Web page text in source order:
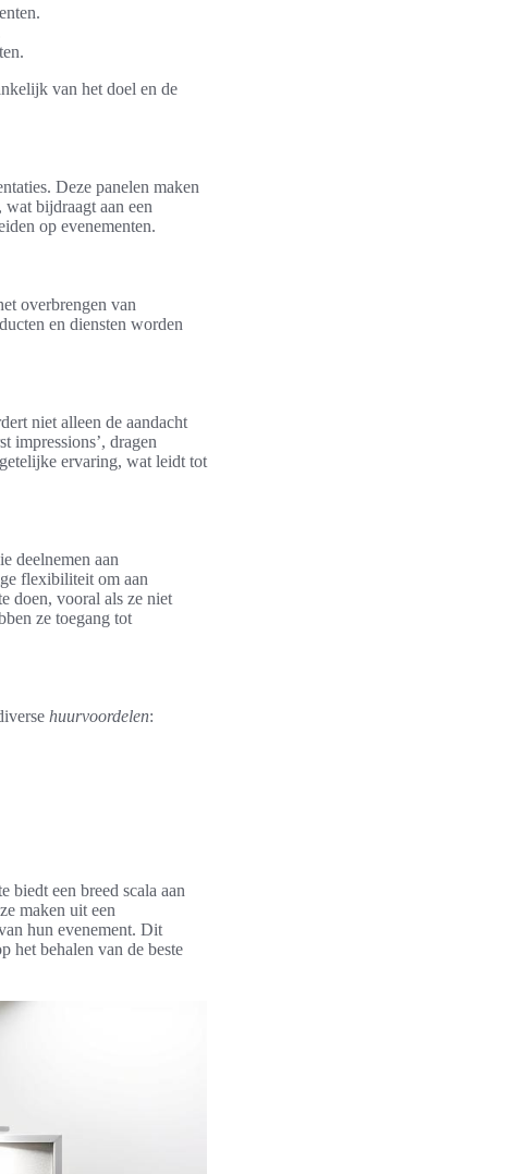
van het doel en de
Deze panelen maken
bijdraagt aan een
op evenementen.
overbrengen van
en diensten worden
niet alleen de aandacht
impressions’, dragen
ervaring, wat leidt tot
deelnemen aan
flexibiliteit om aan
doen, vooral als ze niet
ze toegang tot
huurvoordelen:
biedt een breed scala aan
maken uit een
hun evenement. Dit
het behalen van de beste